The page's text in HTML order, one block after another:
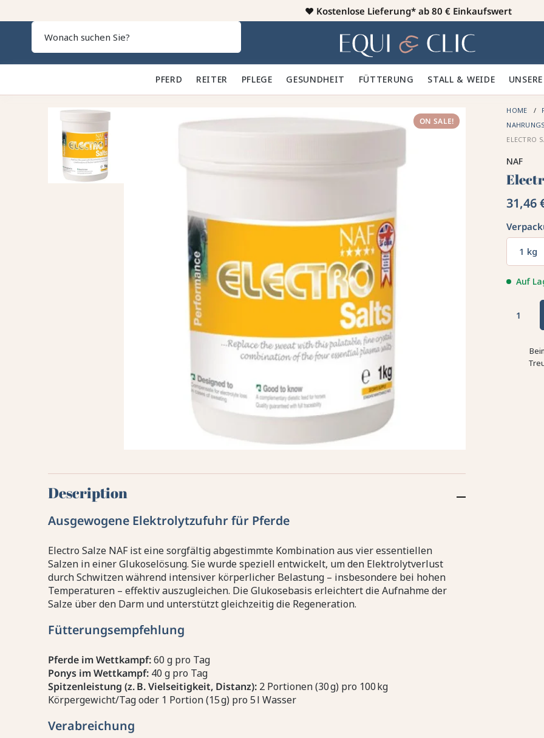
♥️ Kostenlose Lieferung* ab 80 € Einkaufswert
Heim
PFERD 🐎 REITER 👕 PFLEGE 🪮 GESUNDHEIT ✨ FÜTTERUNG 🥕 STALL & WEIDE 🍃
ON SALE!
HOME
ELECTRO
NAF
31,46
1 kg
Auf
Description
Ausgewogene Elektrolytzufuhr für Pferde
Electro Salze NAF ist eine sorgfältig abgestimmte Kombination aus vier essentiellen
Salzen in einer Glukoselösung. Sie wurde speziell entwickelt, um den Elektrolytverlust
durch Schwitzen während intensiver körperlicher Belastung – insbesondere bei hohen
Temperaturen – effektiv auszugleichen. Die Glukosebasis erleichtert die Aufnahme der
Salze über den Darm und unterstützt gleichzeitig die Regeneration.
Fütterungsempfehlung
Pferde im Wettkampf:60 g pro Tag
Ponys im Wettkampf:40 g pro Tag
Spitzenleistung (z. B. Vielseitigkeit, Distanz):2 Portionen (30 g) pro 100 kg
Körpergewicht/Tag oder 1 Portion (15 g) pro 5 l Wasser
Verabreichung